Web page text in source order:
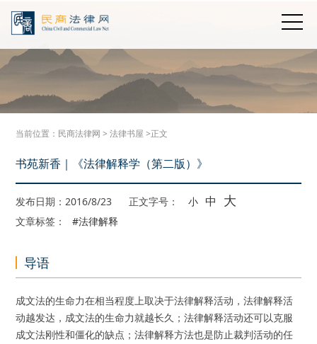
当前位置： 民商法律网 >法律书屋 >正文
书苑新香｜《法律解释学（第二版）》
发布日期：2016/8/23 正文字号： 小 中 大
文章标签： #法律解释
导语
成文法的生命力在相当程度上取决于法律解释活动，法律解释活
动越发达，成文法的生命力就越长久；法律解释活动还可以克服
成文法刚性和僵化的缺点；法律解释方法也是防止裁判活动的任